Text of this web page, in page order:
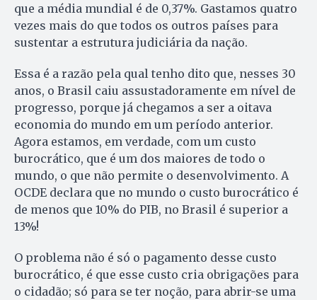
que a média mundial é de 0,37%. Gastamos quatro
vezes mais do que todos os outros países para
sustentar a estrutura judiciária da nação.
Essa é a razão pela qual tenho dito que, nesses 30
anos, o Brasil caiu assustadoramente em nível de
progresso, porque já chegamos a ser a oitava
economia do mundo em um período anterior.
Agora estamos, em verdade, com um custo
burocrático, que é um dos maiores de todo o
mundo, o que não permite o desenvolvimento. A
OCDE declara que no mundo o custo burocrático é
de menos que 10% do PIB, no Brasil é superior a
13%!
O problema não é só o pagamento desse custo
burocrático, é que esse custo cria obrigações para
o cidadão; só para se ter noção, para abrir-se uma